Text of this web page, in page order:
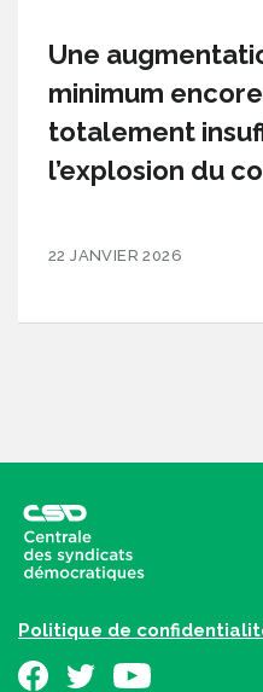
Une
minimum
totalement
l’explosion du
22 JANVIER 2026
Politique de